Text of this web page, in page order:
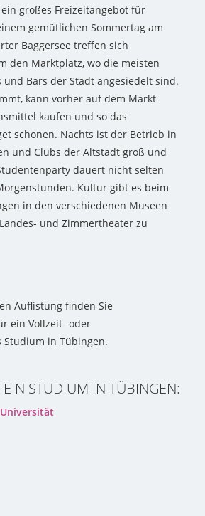
großes Freizeitangebot für
gemütlichen Sommertag am
Baggersee treffen sich
den Marktplatz, wo die meisten
und Bars der Stadt angesiedelt sind.
kann vorher auf dem Markt
kaufen und so das
schonen. Nachts ist der Betrieb in
und Clubs der Altstadt groß und
dauert nicht selten
Kultur gibt es beim
in den verschiedenen Museen
und Zimmertheater zu
Auflistung finden Sie
ein Vollzeit- oder
in Tübingen.
EIN STUDIUM IN TÜBINGEN: